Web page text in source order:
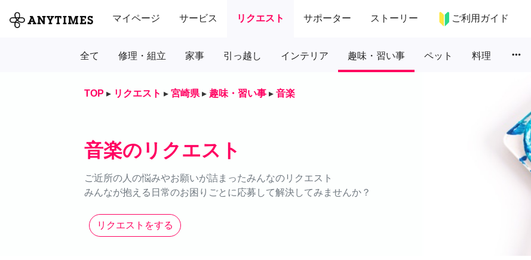
マイページ サービス リクエスト サポーター ストーリー ご利用ガイド
全て 修理・組立 家事 引っ越し インテリア 趣味・習い事 ペット 料理 more_horiz
TOP ▸ リクエスト ▸ 宮崎県 ▸ 趣味・習い事 ▸ 音楽
音楽のリクエスト
ご近所の人の悩みやお願いが詰まったみんなのリクエスト
みんなが抱える日常のお困りごとに応募して解決してみませんか？
リクエストをする